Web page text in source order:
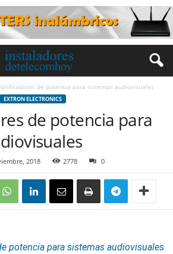
de potencia para sistemas audiovisuales
EXTRON ELECTRONICS
de potencia para
2018 2778 0
potencia para sistemas audiovisuales